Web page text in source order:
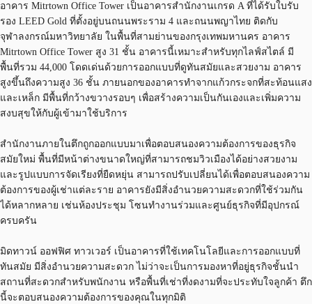
อาคาร Mitrtown Office Tower เป็นอาคารสำนักงานเกรด A ที่ได้รับใบรับ
รอง LEED Gold ที่ตั้งอยู่บนถนนพระราม 4 และถนนพญาไทย ติดกับ
จุฬาลงกรณ์มหาวิทยาลัย ในพื้นที่สามย่านของกรุงเทพมหานคร อาคาร
Mitrtown Office Tower สูง 31 ชั้น อาคารนี้เหมาะสำหรับทุกไลฟ์สไตล์ มี
พื้นที่รวม 44,000 โดดเด่นด้วยการออกแบบที่ดูทันสมัยและสวยงาม อาคาร
สูงขึ้นถึงความสูง 36 ชั้น ภายนอกของอาคารทำจากแก้วกระจกที่สะท้อนแสง
และเหล็ก มีพื้นที่กว้างขวางรอบๆ เพื่อสร้างความเป็นกันเองและเพิ่มความ
สงบสุขให้กับผู้เข้ามาใช้บริการ
สำนักงานภายในตึกถูกออกแบบมาเพื่อตอบสนองความต้องการของธุรกิจ
สมัยใหม่ พื้นที่มีหน้าต่างขนาดใหญ่ที่สามารถชมวิวเมืองได้อย่างสวยงาม
และรูปแบบการจัดเรียงที่ยืดหยุ่น สามารถปรับเปลี่ยนได้เพื่อตอบสนองความ
ต้องการของผู้เช่าแต่ละราย อาคารยังมีสิ่งอำนวยความสะดวกที่ใช้ร่วมกัน
ได้หลากหลาย เช่นห้องประชุม โซนทำงานร่วมและศูนย์ธุรกิจที่มีอุปกรณ์
ครบครัน
มิดทาวน์ ออฟฟิศ ทาวเวอร์ เป็นอาคารที่ใช้เทคโนโลยีและการออกแบบที่
ทันสมัย มีสิ่งอำนวยความสะดวก ไม่ว่าจะเป็นการมองหาที่อยู่ธุรกิจชั้นนำ
สถานที่สะดวกสำหรับพนักงาน หรือพื้นที่เช่าที่งดงามที่จะประทับใจลูกค้า ตึก
นี้จะตอบสนองความต้องการของคุณในทุกมิติ